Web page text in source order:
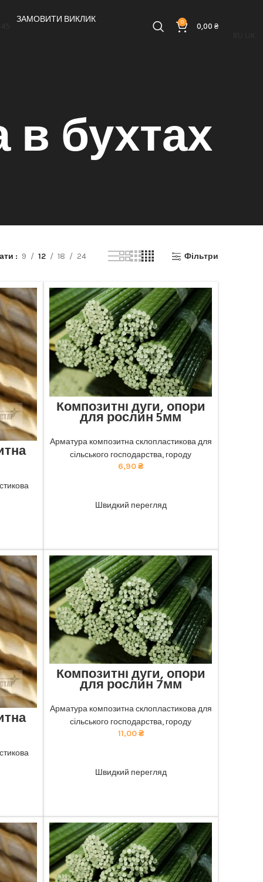
ЗАМОВИТИ ВИКЛИК 0 0,00₴
бухтах
9 12 18 24 Фільтри
Композитні дуги, опори
для рослин 5мм
наша композитна арматура забезпечує
найкращу якість. тел 068-921-45-45
Арматура композитна склопластикова для
сільського господарства, городу
6,90₴
Швидкий перегляд
Композитні дуги, опори
для рослин 7мм
наша композитна арматура забезпечує
найкращу якість. тел 068-921-45-45
Арматура композитна склопластикова для
сільського господарства, городу
11,00₴
Швидкий перегляд